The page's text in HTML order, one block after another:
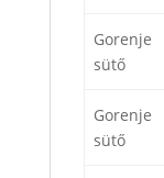
Gorenje
sütő
Gorenje
sütő